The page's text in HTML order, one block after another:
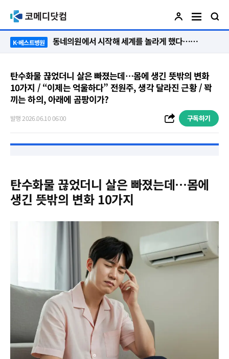
K-베스트병원 동네의원에서 시작해 세계를 놀라게 했다…관악구 50년 병원의 기적
탄수화물 끊었더니 살은 빠졌는데…몸에 생긴 뜻밖의 변화
10가지 / “이제는 억울하다” 전원주, 생각 달라진 근황 / 꽉
끼는 하의, 아래에 곰팡이가?
발행 2026.06.10 06:00 구독하기
탄수화물 끊었더니 살은 빠졌는데…몸에
생긴 뜻밖의 변화 10가지